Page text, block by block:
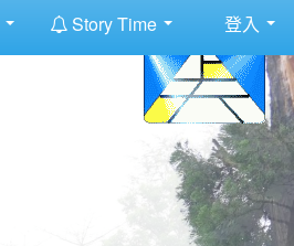
Story Time 登入